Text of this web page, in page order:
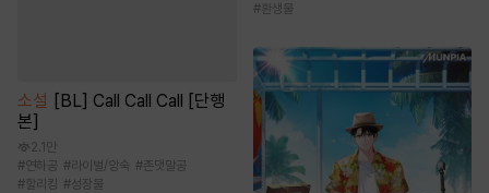
소설 [BL] Call Call Call [단행
본]
2.1만
#연하공 #라이벌/앙숙 #존댓말공
#할리킹 #성장물
#환생물